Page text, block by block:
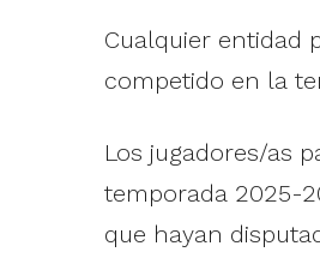
Cualquier entidad
competido en la
Los jugadores/as
temporada 2025-
que hayan